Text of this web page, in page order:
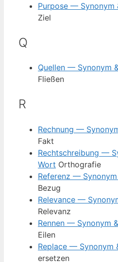
Purpose — Synonym
Ziel
Q
Quellen — Synonym
Fließen
R
Rechnung —
Fakt
Rechtschreibung —
Wort Orthografie
Referenz —
Bezug
Relevance —
Relevanz
Rennen — Synonym
Eilen
Replace — Synonym
ersetzen